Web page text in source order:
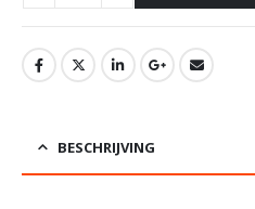
BESCHRIJVING